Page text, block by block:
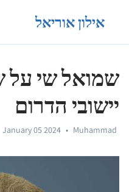
אילון אוריאל
שמואל שי על
יישובי הדרום
January 05 2024 • Muhammad